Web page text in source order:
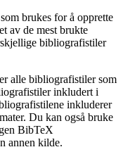
brukes for å opprette
av de mest brukte
bibliografistiler
alle bibliografistiler som
inkludert i
inkluderer
Du kan også bruke
BibTeX
annen kilde.